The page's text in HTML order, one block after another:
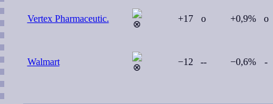
Vertex Pharmaceutic. +17 o +0,9% o
Walmart −12 -- −0,6% -